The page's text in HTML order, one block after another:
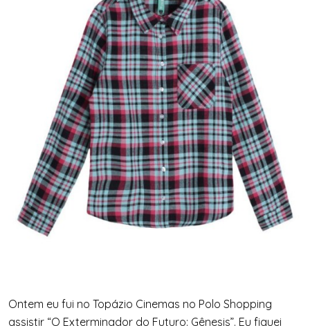
Ontem eu fui no Topázio Cinemas no Polo Shopping
assistir “O Exterminador do Futuro: Gênesis”. Eu fiquei